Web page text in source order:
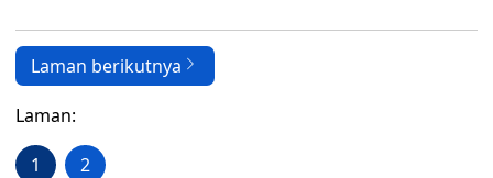
Laman berikutnya
Laman:
1 2